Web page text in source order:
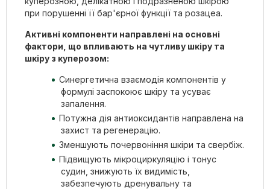
при порушенні її бар'єрної функції та розацеа.
Активні компоненти направлені на основні
фактори, що впливають на чутливу шкіру та
шкіру з куперозом:
Синергетична взаємодія компонентів у
формулі заспокоює шкіру та усуває
запалення.
Потужна дія антиоксидантів направлена на
захист та регенерацію.
Зменшують почервоніння шкіри та свербіж.
Підвищують мікроциркуляцію і тонус
судин, знижують їх видимість,
забезпечують дренувальну та